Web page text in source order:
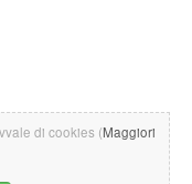
di cookies (Maggiori